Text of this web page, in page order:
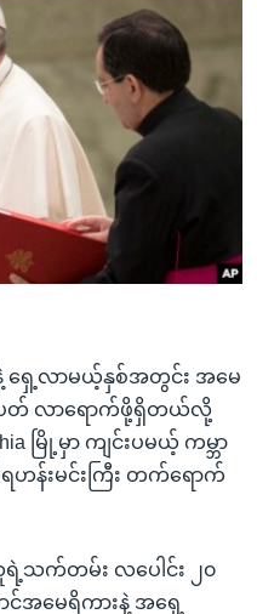
း
နဲ့ ရှေ့လာမယ့်နှစ်အတွင်း အမေ
တ် လာရောက်ဖို့ရှိတယ်လို့
မြို့မှာ ကျင်းပမယ့် ကမ္ဘာ
ဟန်းမင်းကြီး တက်ရောက်
ရဲ့သက်တမ်း လပေါင်း ၂၀
င်အမေရိကားနဲ့ အရှေ့